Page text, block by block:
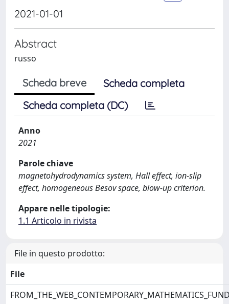
2021-01-01
Abstract
russo
Scheda breve
Scheda completa
Scheda completa (DC)
Anno
2021
Parole chiave
magnetohydrodynamics system, Hall effect, ion-slip
effect, homogeneous Besov space, blow-up criterion.
Appare nelle tipologie:
1.1 Articolo in rivista
File in questo prodotto:
File